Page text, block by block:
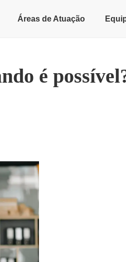
Áreas de Atuação
é